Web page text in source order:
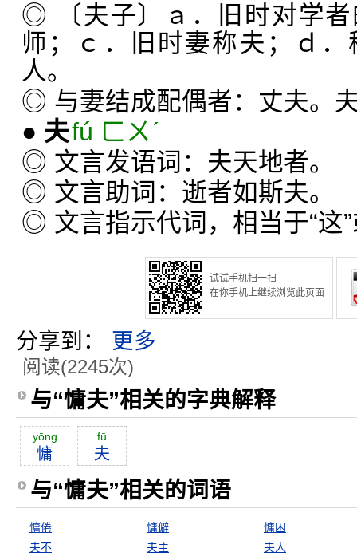
◎ 〔夫子〕ａ．旧时对学
师；ｃ．旧时妻称夫；ｄ
人。
◎ 与妻结成配偶者：丈夫。
● 夫fú ㄈㄨˊ
◎ 文言发语词：夫天地者。
◎ 文言助词：逝者如斯夫。
◎ 文言指示代词，相当于“这”
试试手机扫一扫
在你手机上继续浏览此页面
分享到： 更多
阅读(2245次)
与“慵夫”相关的字典解释
yōng
慵
fū
夫
与“慵夫”相关的词语
慵倦 慵僻
慵困
夫不
夫主 夫人